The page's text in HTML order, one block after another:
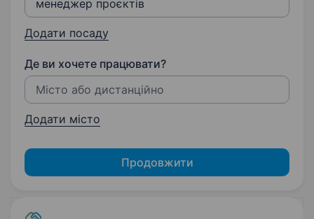
Додати посаду
Де ви хочете працювати?
Додати місто
Продовжити